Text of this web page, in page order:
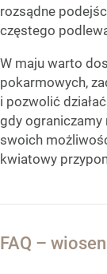
rozsądne
częstego
W maju warto
pokarmowych,
i pozwolić
gdy ograniczamy
swoich
kwiatowy
FAQ –